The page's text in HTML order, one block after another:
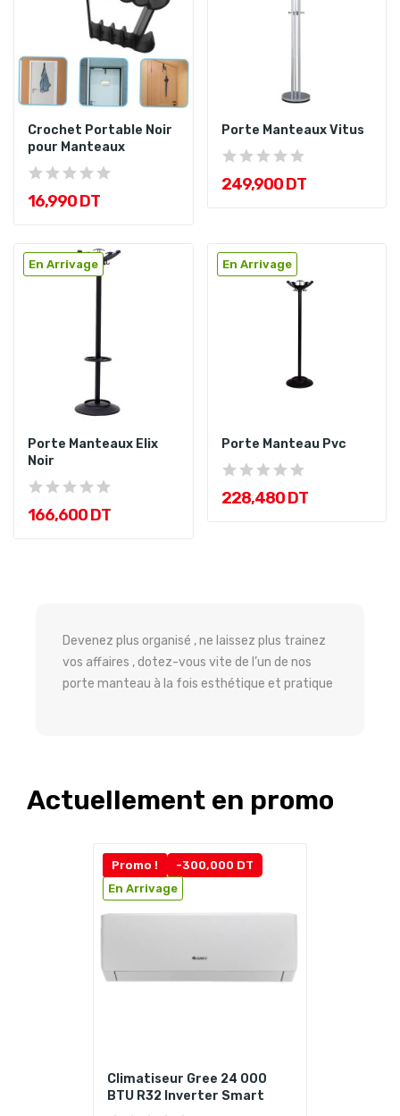
Crochet Portable Noir
pour Manteaux
16,990 DT
Porte Manteaux Vitus
249,900 DT
En Arrivage
Porte Manteaux Elix
Noir
166,600 DT
En Arrivage
Porte Manteau Pvc
228,480 DT
Devenez plus organisé , ne laissez plus trainez
vos affaires , dotez-vous vite de l’un de nos
porte manteau à la fois esthétique et pratique
Actuellement en promo
Promo !
-300,000 DT
En Arrivage
Climatiseur Gree 24 000
BTU R32 Inverter Smart